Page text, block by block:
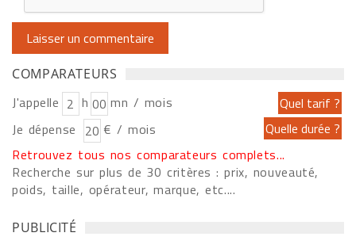
COMPARATEURS
J'appelle h
mn / mois
Je dépense
€ / mois
Retrouvez tous nos comparateurs complets...
Recherche sur plus de 30 critères : prix, nouveauté,
poids, taille, opérateur, marque, etc....
PUBLICITÉ